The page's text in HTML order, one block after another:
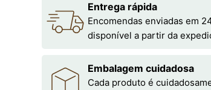
Entrega rápida
Encomendas enviadas em
disponível a partir da
Embalagem cuidadosa
Cada produto é